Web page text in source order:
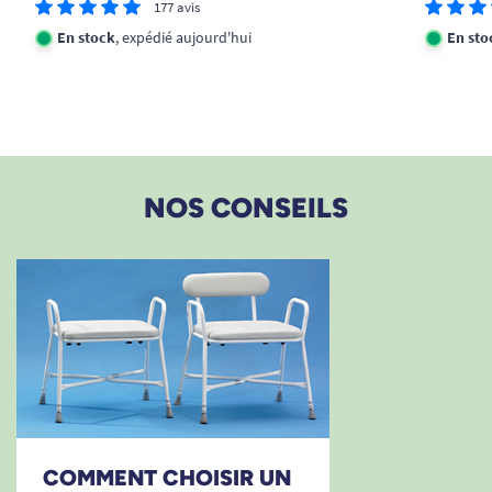
177 avis
En stock, expédié aujourd'hui En
NOS CONSEILS
COMMENT CHOISIR UN